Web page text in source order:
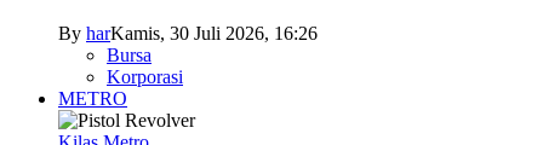
By harKamis, 30 Juli 2026, 16:26
Bursa
Korporasi
METRO